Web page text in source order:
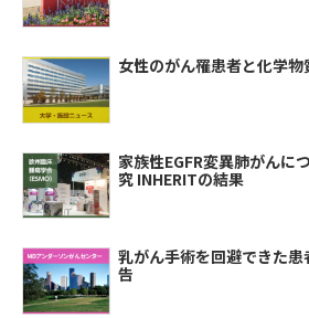
女性のがん罹患者と化学
家族性EGFR変異肺がんに
究 INHERITの結果
乳がん手術を回避できた
告